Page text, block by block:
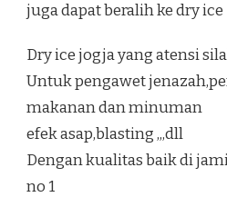
juga dapat beralih ke dry ice
Dry ice jogja yang atensi
Untuk pengawet
makanan dan minuman
efek asap,blasting ,,,dll
Dengan kualitas baik di
no 1